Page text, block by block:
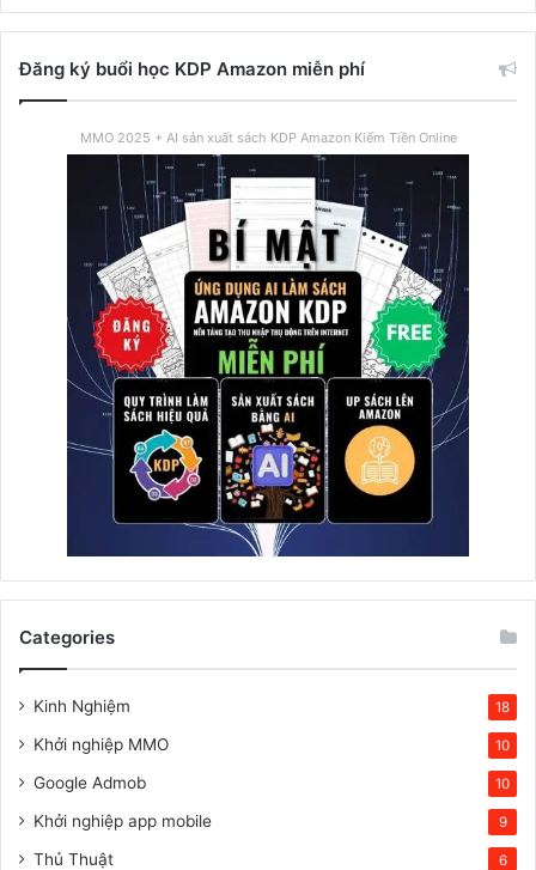
Đăng ký buổi học KDP Amazon miễn phí
MMO 2025 + AI sản xuất sách KDP Amazon Kiếm Tiền Online
Categories
Kinh Nghiệm 18
Khởi nghiệp MMO 10
Google Admob 10
Khởi nghiệp app mobile 9
Thủ Thuật 6